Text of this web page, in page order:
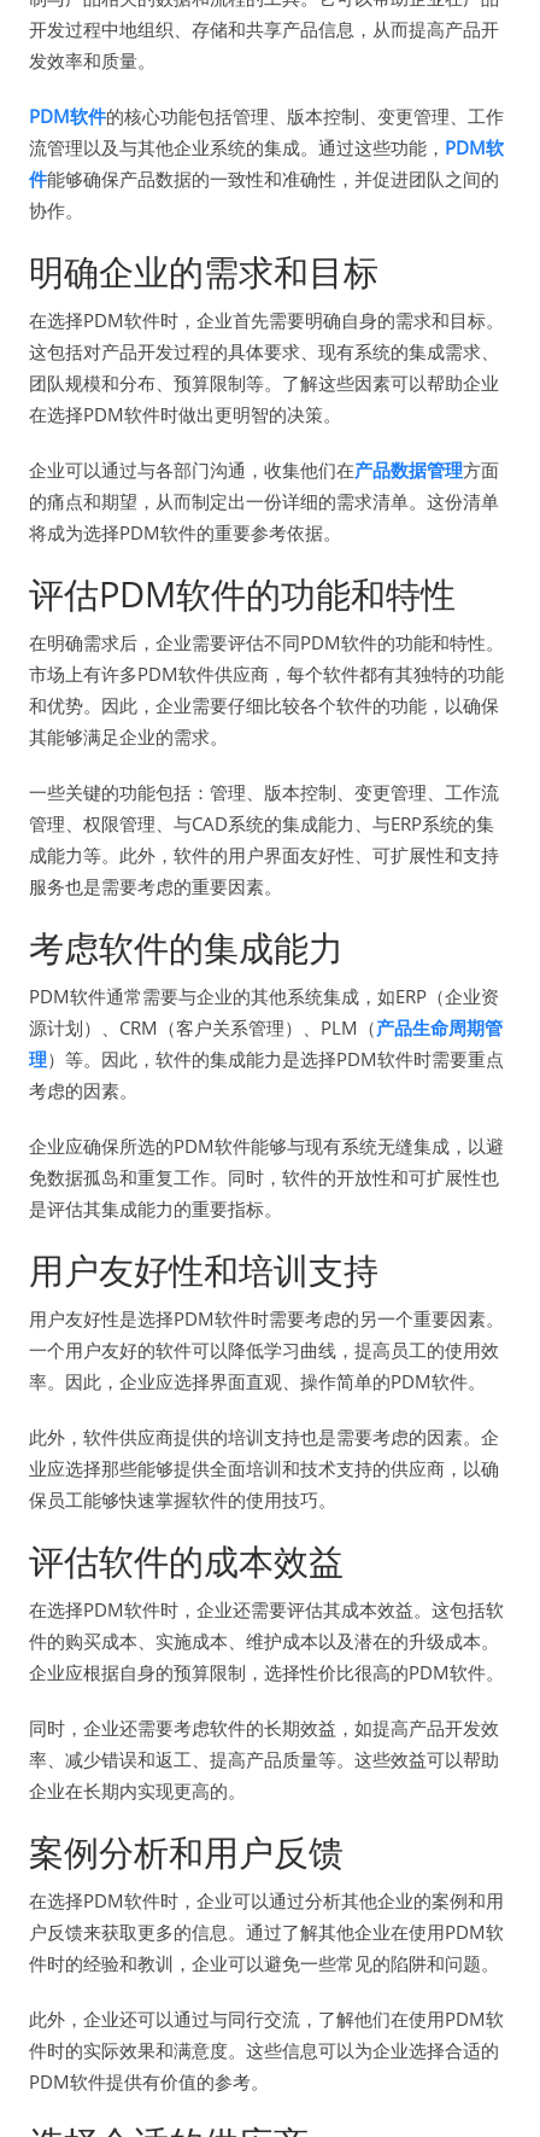
开发过程中地组织、存储和共享产品信息，从而提高产品开
发效率和质量。
PDM软件的核心功能包括管理、版本控制、变更管理、工作
流管理以及与其他企业系统的集成。通过这些功能， PDM软
件能够确保产品数据的一致性和准确性，并促进团队之间的
协作。
明确企业的需求和目标
在选择PDM软件时，企业首先需要明确自身的需求和目标。
这包括对产品开发过程的具体要求、现有系统的集成需求、
团队规模和分布、预算限制等。了解这些因素可以帮助企业
在选择PDM软件时做出更明智的决策。
企业可以通过与各部门沟通，收集他们在产品数据管理方面
的痛点和期望，从而制定出一份详细的需求清单。这份清单
将成为选择PDM软件的重要参考依据。
评估PDM软件的功能和特性
在明确需求后，企业需要评估不同PDM软件的功能和特性。
市场上有许多PDM软件供应商，每个软件都有其独特的功能
和优势。因此，企业需要仔细比较各个软件的功能，以确保
其能够满足企业的需求。
一些关键的功能包括：管理、版本控制、变更管理、工作流
管理、权限管理、与CAD系统的集成能力、与ERP系统的集
成能力等。此外，软件的用户界面友好性、可扩展性和支持
服务也是需要考虑的重要因素。
考虑软件的集成能力
PDM软件通常需要与企业的其他系统集成，如ERP（企业资
源计划）、CRM（客户关系管理）、PLM（产品生命周期管
理）等。因此，软件的集成能力是选择PDM软件时需要重点
考虑的因素。
企业应确保所选的PDM软件能够与现有系统无缝集成，以避
免数据孤岛和重复工作。同时，软件的开放性和可扩展性也
是评估其集成能力的重要指标。
用户友好性和培训支持
用户友好性是选择PDM软件时需要考虑的另一个重要因素。
一个用户友好的软件可以降低学习曲线，提高员工的使用效
率。因此，企业应选择界面直观、操作简单的PDM软件。
此外，软件供应商提供的培训支持也是需要考虑的因素。企
业应选择那些能够提供全面培训和技术支持的供应商，以确
保员工能够快速掌握软件的使用技巧。
评估软件的成本效益
在选择PDM软件时，企业还需要评估其成本效益。这包括软
件的购买成本、实施成本、维护成本以及潜在的升级成本。
企业应根据自身的预算限制，选择性价比很高的PDM软件。
同时，企业还需要考虑软件的长期效益，如提高产品开发效
率、减少错误和返工、提高产品质量等。这些效益可以帮助
企业在长期内实现更高的。
案例分析和用户反馈
在选择PDM软件时，企业可以通过分析其他企业的案例和用
户反馈来获取更多的信息。通过了解其他企业在使用PDM软
件时的经验和教训，企业可以避免一些常见的陷阱和问题。
此外，企业还可以通过与同行交流，了解他们在使用PDM软
件时的实际效果和满意度。这些信息可以为企业选择合适的
PDM软件提供有价值的参考。